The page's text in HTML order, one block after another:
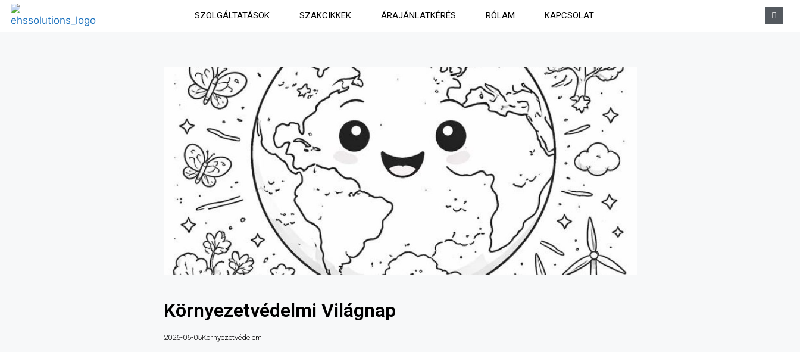
SZOLGÁLTATÁSOK SZAKCIKKEK ÁRAJÁNLATKÉRÉS RÓLAM KAPCSOLAT
Környezetvédelmi Világnap
2026-06-05Környezetvédelem